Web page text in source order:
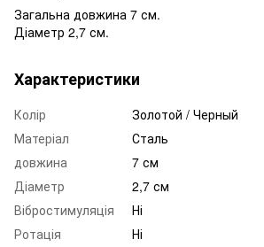
Загальна довжина 7 см.
Діаметр 2,7 см.
Характеристики
Колір
Золотой / Черный
Матеріал
Сталь
довжина
7 см
Діаметр
2,7 см
Вібростимуляція
Ні
Ротація
Ні